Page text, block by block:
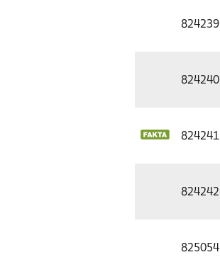
824239
824240
824241
824242
825054